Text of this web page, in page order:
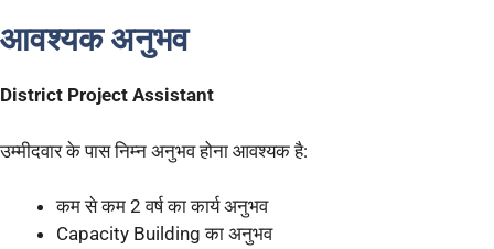
आवश्यक अनुभव
District Project Assistant
उम्मीदवार के पास निम्न अनुभव होना आवश्यक है:
कम से कम 2 वर्ष का कार्य अनुभव
Capacity Building का अनुभव